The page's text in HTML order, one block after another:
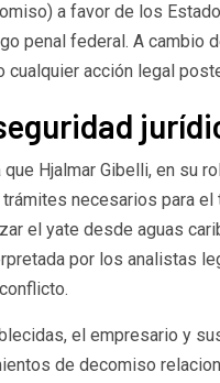
a favor de los
penal federal. A cambio
acción legal
Hjalmar Gibelli, en su
necesarios para
el yate desde aguas
por los analistas
el empresario y
de decomiso